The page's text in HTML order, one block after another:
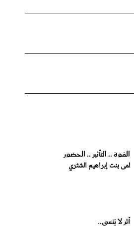
القوة .. التأثير .. الحضور
لمى بنت إبراهيم الشثري
أثر لا يُنسى..